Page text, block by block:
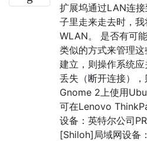
扩展坞通过LAN连
子里走来走去时，
WLAN。 是否有可
类似的方式来管理
建立，则操作系统
丢失（断开连接）
Gnome 2上使用
可在Lenovo
设备：英特尔公司
[Shiloh]局域网设备